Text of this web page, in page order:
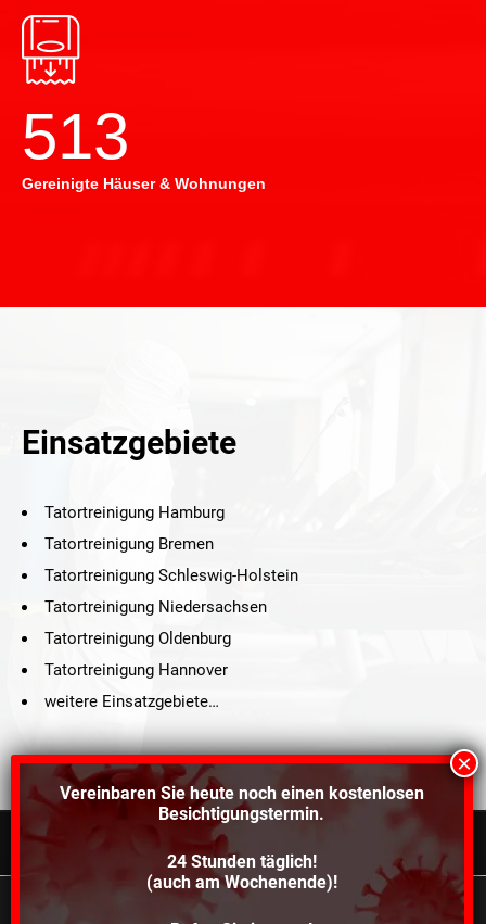
514
Gereinigte Häuser & Wohnungen
Einsatzgebiete
Tatortreinigung Hamburg
Tatortreinigung Bremen
Tatortreinigung Schleswig-Holstein
Tatortreinigung Niedersachsen
Tatortreinigung Oldenburg
Tatortreinigung Hannover
weitere Einsatzgebiete…
©2021 Schröders Service Team Nord, All Rights Reserved.
Schroeder Service Team Nord
Vereinbaren Sie heute noch einen kostenlosen
Besichtigungstermin.
24 Stunden täglich!
(auch am Wochenende)!